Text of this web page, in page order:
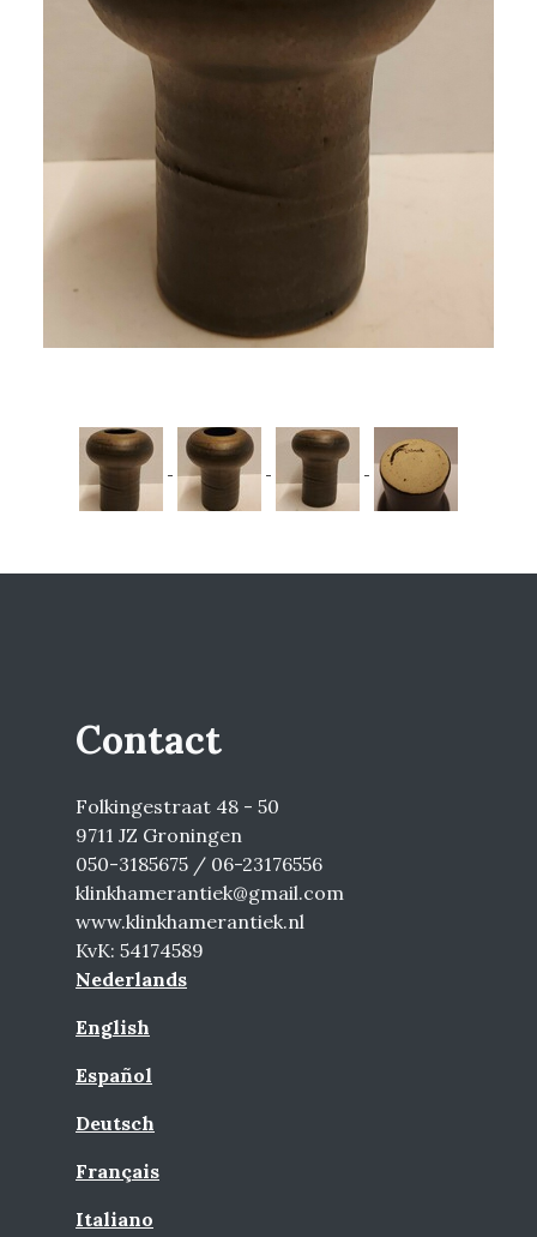
Contact
Folkingestraat 48 - 50
9711 JZ Groningen
050-3185675 / 06-23176556
klinkhamerantiek@gmail.com
www.klinkhamerantiek.nl
KvK: 54174589
Nederlands
English
Español
Deutsch
Français
Italiano